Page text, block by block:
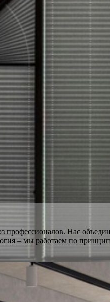
профессионалов. Нас
– мы работаем по